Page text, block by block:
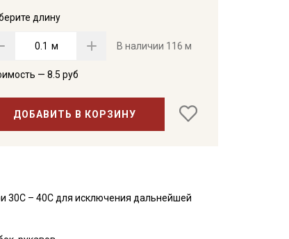
длину
м В наличии 116 м
— 8.5 руб
ДОБАВИТЬ В КОРЗИНУ
30С – 40С для исключения дальнейшей